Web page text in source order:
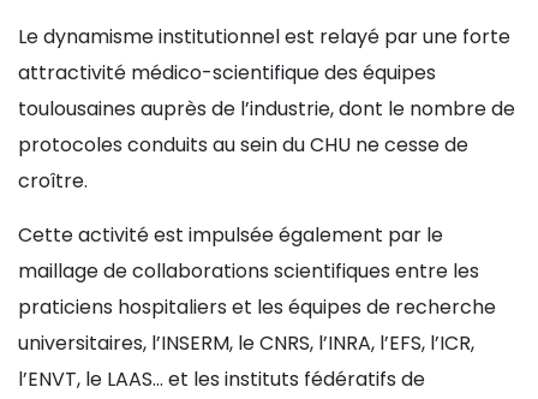
Le dynamisme institutionnel est relayé par une forte
attractivité médico-scientifique des équipes
toulousaines auprès de l’industrie, dont le nombre de
protocoles conduits au sein du CHU ne cesse de
croître.
Cette activité est impulsée également par le
maillage de collaborations scientifiques entre les
praticiens hospitaliers et les équipes de recherche
universitaires, l’INSERM, le CNRS, l’INRA, l’EFS, l’ICR,
l’ENVT, le LAAS... et les instituts fédératifs de